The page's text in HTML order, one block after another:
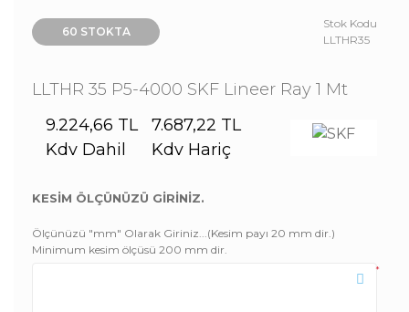
60 STOKTA
Stok Kodu
LLTHR35
LLTHR 35 P5-4000 SKF Lineer Ray 1 Mt
9.224,66 TL
Kdv Dahil
7.687,22 TL
Kdv Hariç
KESİM ÖLÇÜNÜZÜ GİRİNİZ.
Ölçünüzü "mm" Olarak Giriniz...(Kesim payı 20 mm dir.)
Minimum kesim ölçüsü 200 mm dir.
*